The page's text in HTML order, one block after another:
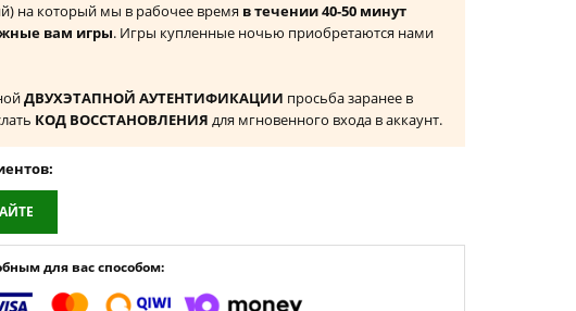
на который мы в рабочее время в течении 40-50 минут
вам игры. Игры купленные ночью приобретаются нами
ДВУХЭТАПНОЙ АУТЕНТИФИКАЦИИ просьба заранее в
КОД ВОССТАНОВЛЕНИЯ для мгновенного входа в аккаунт.
для вас способом: